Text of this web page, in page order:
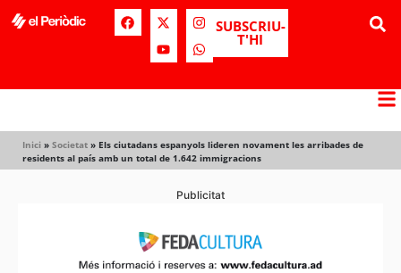
SUBSCRIU-
T'HI
Inici » Societat » Els ciutadans espanyols lideren novament les arribades de
residents al país amb un total de 1.642 immigracions
Publicitat